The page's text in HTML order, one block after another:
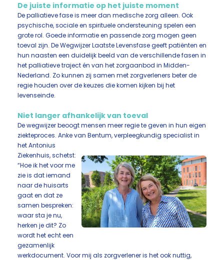
De juiste informatie op het juiste moment
De palliatieve fase is meer dan medische zorg alleen. Ook
psychische, sociale en spirituele ondersteuning spelen een
grote rol. Goede informatie en passende zorg mogen geen
toeval zijn. De Wegwijzer Laatste Levensfase geeft patiënten en
hun naasten een duidelijk beeld van de verschillende fasen in
het palliatieve traject én van het zorgaanbod in Midden-
Nederland. Zo kunnen zij samen met zorgverleners beter de
regie houden over de keuzes die komen kijken bij het
levenseinde.
Niet langer afhankelijk van toeval
De wegwijzer beoogt mensen meer regie te geven in hun eigen
ziekteproces. Anke van Bentum,verpleegkundig specialist in
het Antonius
Ziekenhuis, schetst:
“Hoe ik het voor me
zie is dat iemand
naar de huisarts
gaat en dat ze
samen bespreken:
waar sta je nu,
herken je dit? Zo
wordt het echt een
gezamenlijk
werkdocument. Voor mij als zorgverlener is het ook nuttig,